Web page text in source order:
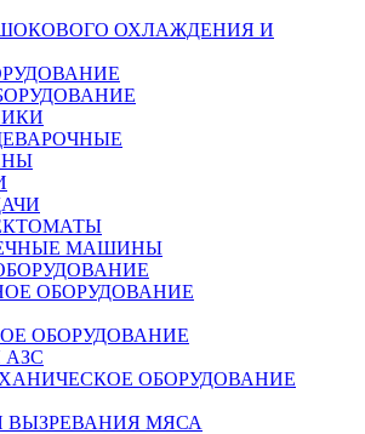
ОХЛАЖДЕНИЯ И
МАШИНЫ
ОБОРУДОВАНИЕ
ОБОРУДОВАНИЕ
АЗС
ОБОРУДОВАНИЕ
МЯСА